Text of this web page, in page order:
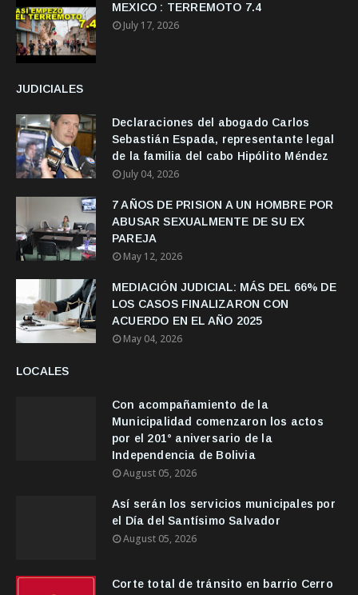
MEXICO : TERREMOTO 7.4
July 17, 2026
JUDICIALES
Declaraciones del abogado Carlos
Sebastián Espada, representante legal
de la familia del cabo Hipólito Méndez
July 04, 2026
7 AÑOS DE PRISION A UN HOMBRE POR
ABUSAR SEXUALMENTE DE SU EX
PAREJA
May 12, 2026
MEDIACIÓN JUDICIAL: MÁS DEL 66% DE
LOS CASOS FINALIZARON CON
ACUERDO EN EL AÑO 2025
May 04, 2026
LOCALES
Con acompañamiento de la
Municipalidad comenzaron los actos
por el 201° aniversario de la
Independencia de Bolivia
August 05, 2026
Así serán los servicios municipales por
el Día del Santísimo Salvador
August 05, 2026
Corte total de tránsito en barrio Cerro